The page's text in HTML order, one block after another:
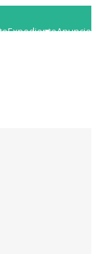
Anuncie
Expediente